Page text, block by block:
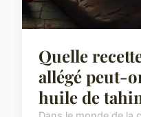
Quelle
allégé peut-
huile de